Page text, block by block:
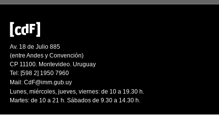
Av. 18 de Julio 885
(entre Andes y Convención)
CP 11100. Montevideo. Uruguay
Tel: [598 2] 1950 7960
Mail: CdF@imm.gub.uy
Lunes, miércoles, jueves, viernes: de 10 a 19.30 h.
Martes: de 10 a 21 h. Sábados de 9.30 a 14.30 h.